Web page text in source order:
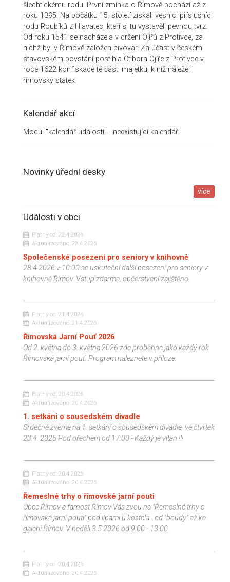
šlechtickému rodu. První zmínka o Římově pochází až z
roku 1395. Na počátku 15. století získali vesnici příslušníci
rodu Roubíků z Hlavatec, kteří si tu vystavěli pevnou tvrz.
Od roku 1541 se nacházela v držení Ojířů z Protivce, za
nichž byl v Římově založen pivovar. Za účast v českém
stavovském povstání postihla Ctibora Ojíře z Protivce v
roce 1622 konfiskace té části majetku, k níž náležel i
římovský statek.
Kalendář akcí
Modul "kalendář událostí" - neexistující kalendář.
Novinky úřední desky
více
Události v obci
Platný od: 22.4.2026
Aktualizováno: 22.4.2026
Společenské posezení pro seniory v knihovně
28.4.2026 v 10:00 se uskuteční další posezení pro seniory v
knihovně Římov. Vstup zdarma, občerstvení zajištěno.
Platný od: 21.4.2026
Aktualizováno: 21.4.2026
Římovská Jarní Pouť 2026
Od 2. května do 3. května 2026 zde proběhne jako každý rok
Římovská jarní pouť. Program naleznete v příloze.
Platný od: 20.4.2026
Aktualizováno: 20.4.2026
1. setkání o sousedském divadle
Srdečně zveme na 1. setkání o sousedském divadle, ve čtvrtek
23.4. 2026 Pod ořechem od 17:00 - Každý je vítán !!!
Platný od: 20.4.2026
Aktualizováno: 20.4.2026
Řemeslné trhy o římovské jarní pouti
Obec Římov a farnost Římov Vás zvou na "Řemeslné trhy o
římovské jarní pouti" pod lípami u kostela - od "boudy" až ke
galerii Římov. V neděli 3.5.2026 od 9:00 - 13:00.
Platný od: 20.4.2026
Aktualizováno: 20.4.2026